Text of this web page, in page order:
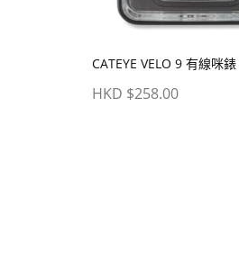
HKD $258.00